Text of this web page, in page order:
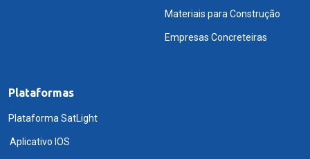
Materiais para Construção
Empresas Concreteiras
Plataformas
Plataforma SatLight
Aplicativo IOS